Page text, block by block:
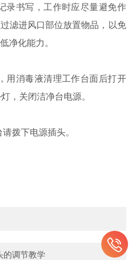
书写，工作时应尽量避免作
滤进风口部位放置物品，以免
净化能力。
消毒液清理工作台面后打开
，关闭洁净台电源。
拨下电源插头。
的调节教学